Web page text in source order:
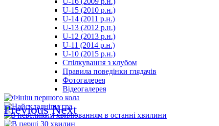
U-15 (2010 р.н.)
U-14 (2011 р.н.)
U-13 (2012 р.н.)
U-12 (2013 р.н.)
U-11 (2014 р.н.)
U-10 (2015 р.н.)
Спілкування з клубом
Правила поведінки глядачів
Фотогалерея
Відеогалерея
Previous Next